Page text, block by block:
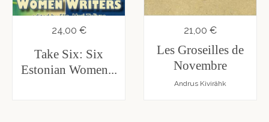
Laste-
Luule
Maksimaalne
24,00 €
Take Six: Six
Estonian Women...
21,00 €
Les Groseilles de
Novembre
Andrus Kivirähk